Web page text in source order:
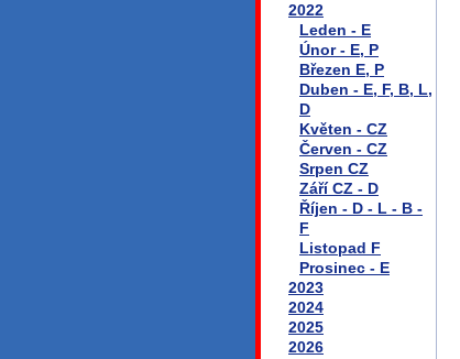
2022
Leden - E
Únor - E, P
Březen E, P
Duben - E, F, B, L,
D
Květen - CZ
Červen - CZ
Srpen CZ
Září CZ - D
Říjen - D - L - B -
F
Listopad F
Prosinec - E
2023
2024
2025
2026